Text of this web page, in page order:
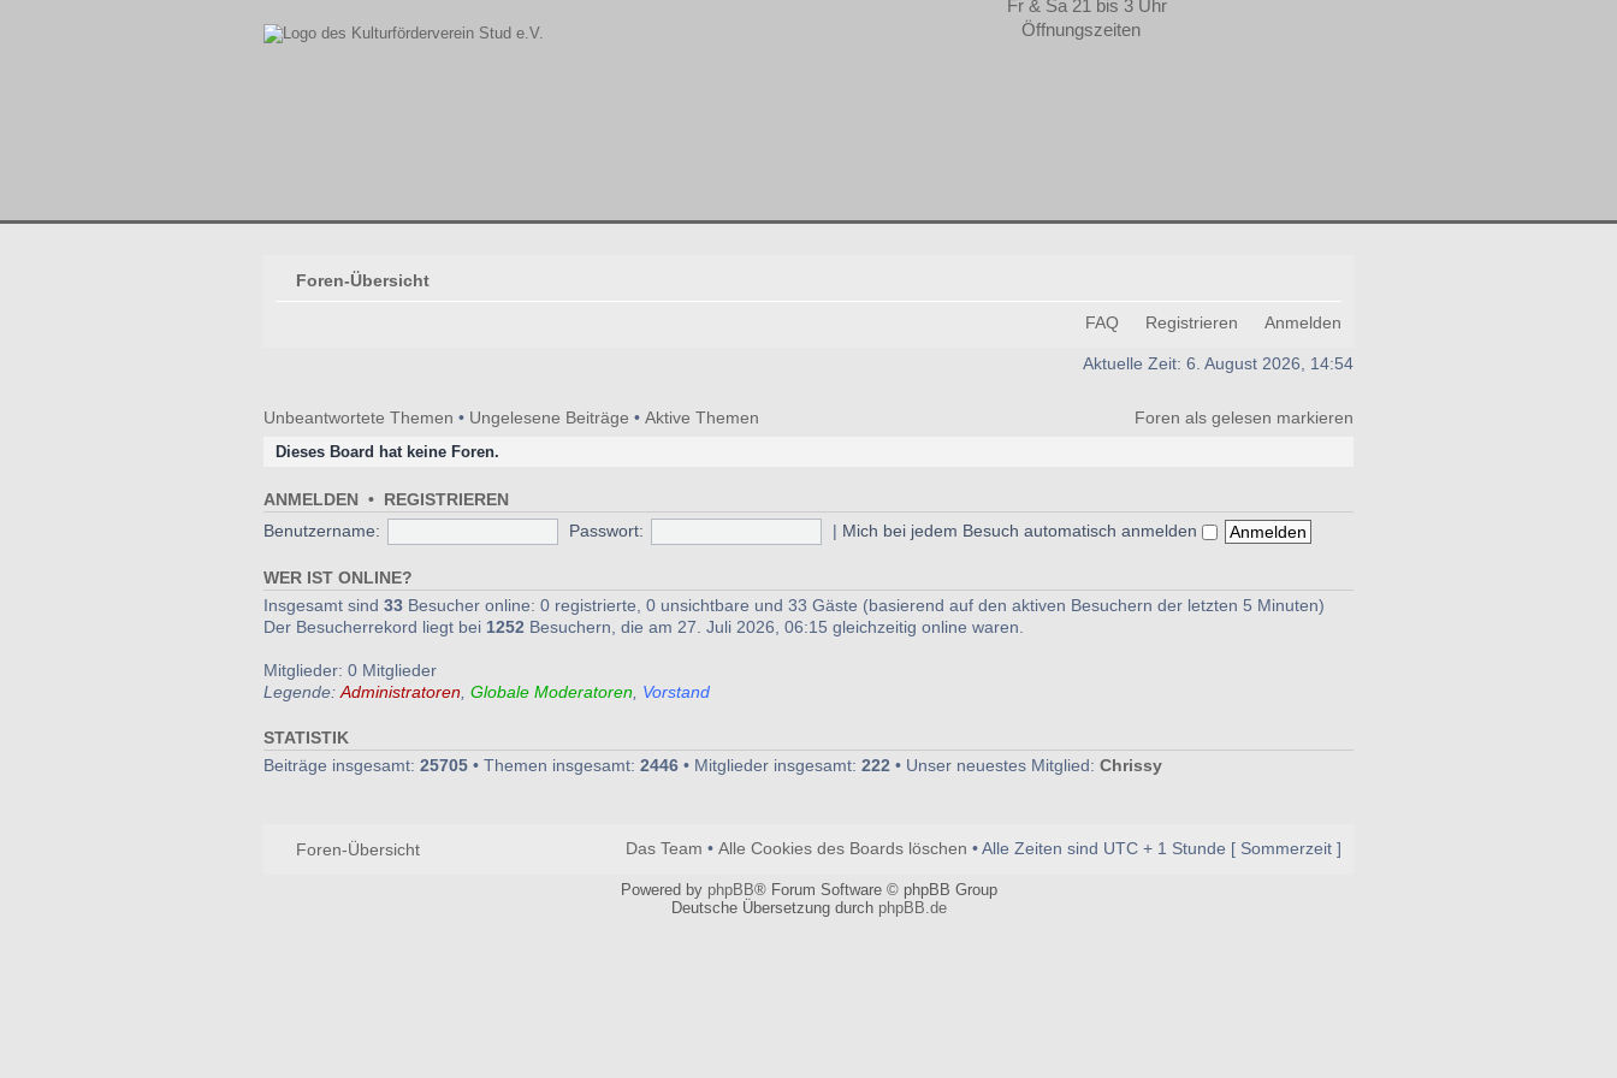
Foren-Übersicht
FAQ Registrieren Anmelden
Aktuelle Zeit: 6. August 2026, 14:54
Unbeantwortete Themen • Ungelesene Beiträge • Aktive Themen Foren als gelesen markieren
Dieses Board hat keine Foren.
ANMELDEN • REGISTRIEREN
Benutzername: Passwort: | Mich bei jedem Besuch automatisch anmelden
WER IST ONLINE?
Insgesamt sind 33 Besucher online: 0 registrierte, 0 unsichtbare und 33 Gäste (basierend auf den aktiven Besuchern der letzten 5 Minuten)
Der Besucherrekord liegt bei 1252 Besuchern, die am 27. Juli 2026, 06:15 gleichzeitig online waren.
Mitglieder: 0 Mitglieder
Legende:Administratoren, Globale Moderatoren, Vorstand
STATISTIK
Beiträge insgesamt: 25705 • Themen insgesamt: 2446 • Mitglieder insgesamt: 222 • Unser neuestes Mitglied: Chrissy
Foren-Übersicht Das Team • Alle Cookies des Boards löschen • Alle Zeiten sind UTC + 1 Stunde [ Sommerzeit ]
Powered by phpBB® Forum Software © phpBB Group
Deutsche Übersetzung durch phpBB.de
Öffnungszeiten
Fr & Sa 21 bis 3 Uhr